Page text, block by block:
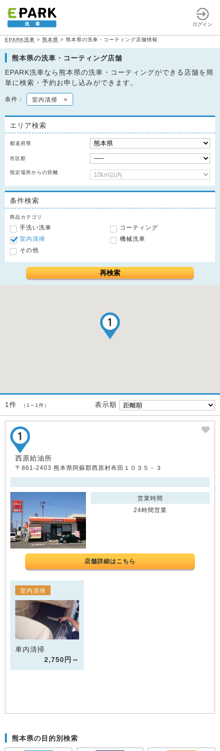
ログイン
EPARK洗車 > 熊本県 > 熊本県の洗車・コーティング店舗情報
熊本県の洗車・コーティング店舗
EPARK洗車なら熊本県の洗車・コーティングができる店舗を簡
単に検索・予約お申し込みができます。
条件： 室内清掃 ×
エリア検索
都道府県
市区郡
指定場所からの距離
条件検索
商品カテゴリ
手洗い洗車
コーティング
室内清掃
機械洗車
その他
再検索
1件 （1～1件） 表示順
西原給油所
〒861-2403 熊本県阿蘇郡西原村布田１０３５－３
営業時間
24時間営業
店舗詳細はこちら
室内清掃
車内清掃
2,750円～
熊本県の目的別検索